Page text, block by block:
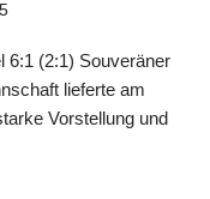
6:1 (2:1) Souveräner
lieferte am
Vorstellung und